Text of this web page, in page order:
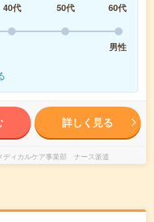
40代 50代
60代
男性
詳しく見る
ィカルケア事業部 ナース派遣